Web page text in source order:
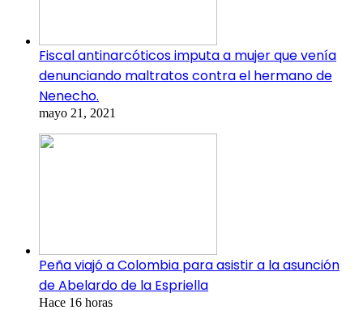
Fiscal antinarcóticos imputa a mujer que venía
denunciando maltratos contra el hermano de
Nenecho.
mayo 21, 2021
Peña viajó a Colombia para asistir a la asunción
de Abelardo de la Espriella
Hace 16 horas